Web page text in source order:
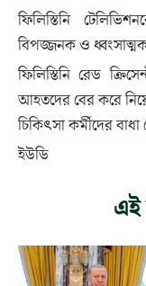
ফিলিস্তিনি
বিপজ্জনক ও
ফিলিস্তিনি রেড
আহতদের বের করে
চিকিৎসা কর্মীদের বাধা
ইউডি
এই